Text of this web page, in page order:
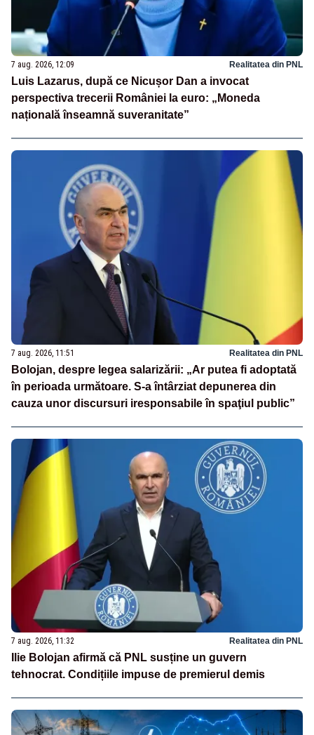
7 aug. 2026, 12:09 Realitatea din PNL
Luis Lazarus, după ce Nicușor Dan a invocat
perspectiva trecerii României la euro: „Moneda
națională înseamnă suveranitate”
7 aug. 2026, 11:51 Realitatea din PNL
Bolojan, despre legea salarizării: „Ar putea fi adoptată
în perioada următoare. S-a întârziat depunerea din
cauza unor discursuri iresponsabile în spaţiul public”
7 aug. 2026, 11:32 Realitatea din PNL
Ilie Bolojan afirmă că PNL susține un guvern
tehnocrat. Condițiile impuse de premierul demis